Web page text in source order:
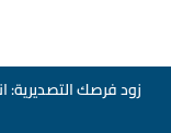
زود فرصك